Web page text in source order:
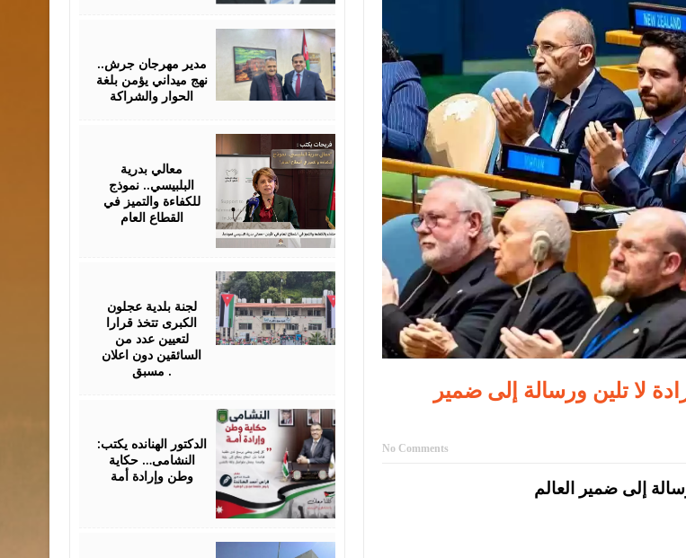
لا تلين ورسالة إلى ضمير
No Comments
إلى ضمير العالم
مدير مهرجان جرش..
نهج ميداني يؤمن بلغة
الحوار والشراكة
معالي بدرية
البلبيسي.. نموذج
للكفاءة والتميز في
القطاع العام
لجنة بلدية عجلون
الكبرى تتخذ قرارا
لتعيين عدد من
السائقين دون اعلان
مسبق .
الدكتور الهنانده يكتب:
النشامى… حكاية
وطن وإرادة أمة